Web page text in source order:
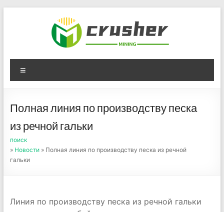
Оборудование для
дробления угля,
измельчения печного
порошка
Полная линия по производству песка
из речной гальки
поиск
» Новости» Полная линия по производству песка из речной
гальки
Линия по производству песка из речной гальки